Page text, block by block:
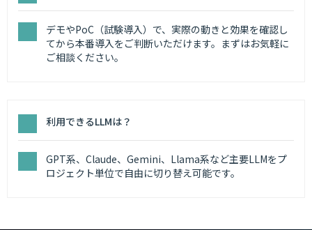
デモやPoC（試験導入）で、実際の動きと効果を確認し
てから本番導入をご判断いただけます。まずはお気軽に
ご相談ください。
利用できるLLMは？
GPT系、Claude、Gemini、Llama系など主要LLMをプ
ロジェクト単位で自由に切り替え可能です。